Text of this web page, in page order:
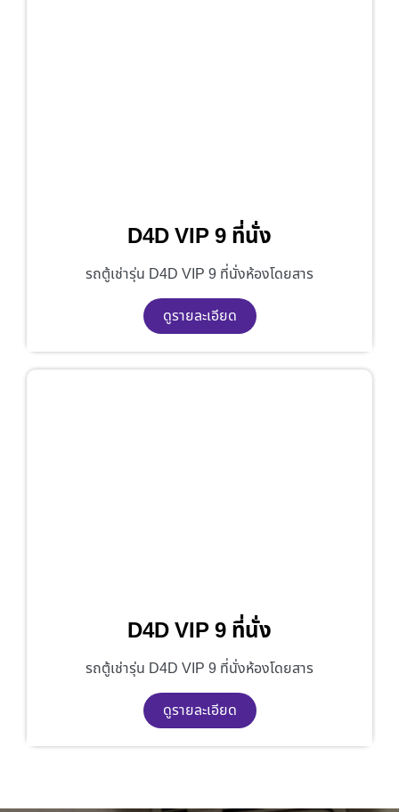
D4D VIP 9 ที่นั่ง
รถตู้เช่ารุ่น D4D VIP 9 ที่นั่งห้องโดยสาร
ดูรายละเอียด
D4D VIP 9 ที่นั่ง
รถตู้เช่ารุ่น D4D VIP 9 ที่นั่งห้องโดยสาร
ดูรายละเอียด